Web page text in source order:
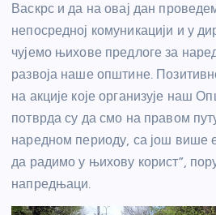
Васкрс и да на овај дан
непосредној комуникацији и у
чујемо њихове предлоге за
развоја наше општине.
на акције које организује наш
потврда су да смо на правом
наредном периоду, са још више
да радимо у њихову корист”,
напредњаци.